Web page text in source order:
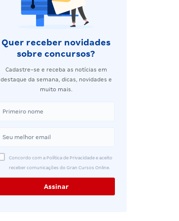
Quer receber novidades
sobre concursos?
Cadastre-se e receba as notícias em
destaque da semana, dicas, novidades e
muito mais.
Concordo com a Política de Privacidade e aceito
receber comunicações do Gran Cursos Online.